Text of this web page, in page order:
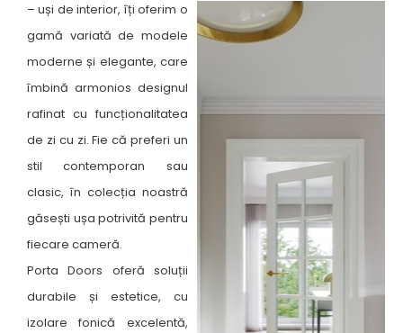
– uși de interior, îți oferim o
gamă variată de modele
moderne și elegante, care
îmbină armonios designul
rafinat cu funcționalitatea
de zi cu zi. Fie că preferi un
stil contemporan sau
clasic, în colecția noastră
găsești ușa potrivită pentru
fiecare cameră. ​
Porta Doors oferă soluții
durabile și estetice, cu
izolare fonică excelentă,